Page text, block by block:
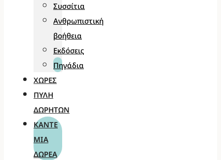
Συσσίτια
Ανθρωπιστική
βοήθεια
Εκδόσεις
Πηγάδια
ΧΏΡΕΣ
ΠΎΛΗ
ΔΩΡΗΤΏΝ
ΚΆΝΤΕ
ΜΊΑ
ΔΩΡΕΆ